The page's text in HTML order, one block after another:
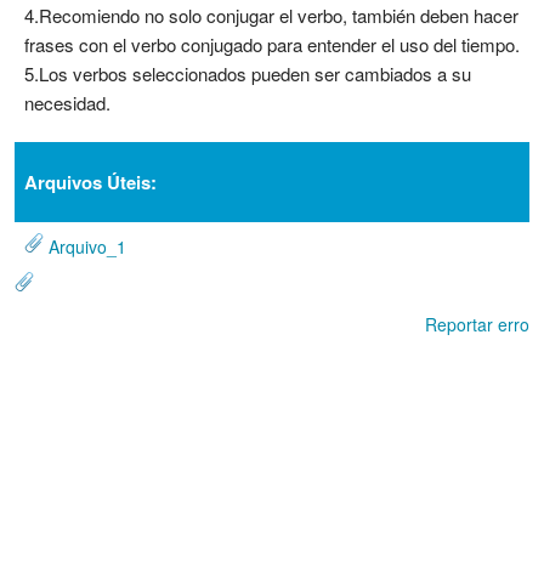
4.Recomiendo no solo conjugar el verbo, también deben hacer
frases con el verbo conjugado para entender el uso del tiempo.
5.Los verbos seleccionados pueden ser cambiados a su
necesidad.
Arquivos Úteis:
Arquivo_1
Reportar erro